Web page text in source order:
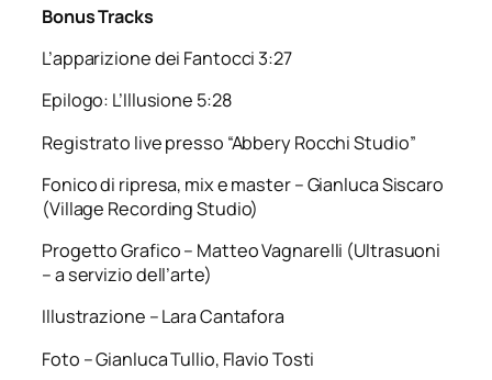
Bonus Tracks
L’apparizione dei Fantocci 3:27
Epilogo: L’Illusione 5:28
Registrato live presso “Abbery Rocchi Studio”
Fonico di ripresa, mix e master – Gianluca Siscaro
(Village Recording Studio)
Progetto Grafico – Matteo Vagnarelli (Ultrasuoni
– a servizio dell’arte)
Illustrazione – Lara Cantafora
Foto – Gianluca Tullio, Flavio Tosti